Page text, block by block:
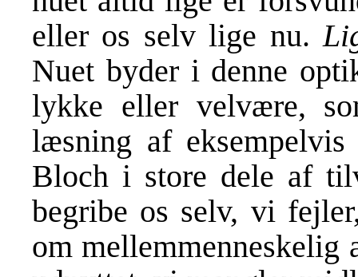
eller os selv lige nu.
Nuet byder i denne
lykke eller velvære,
læsning af
Bloch i store dele af
begribe os selv, vi
om